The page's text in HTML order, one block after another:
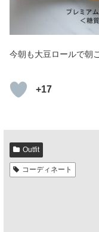
今朝も大豆ロールで朝
+17
Outfit
コーディネート